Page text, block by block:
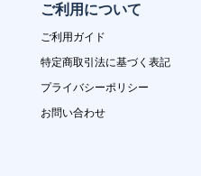
ご利用について
ご利用ガイド
特定商取引法に基づく表記
プライバシーポリシー
お問い合わせ